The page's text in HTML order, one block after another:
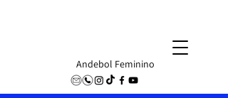
Andebol Feminino